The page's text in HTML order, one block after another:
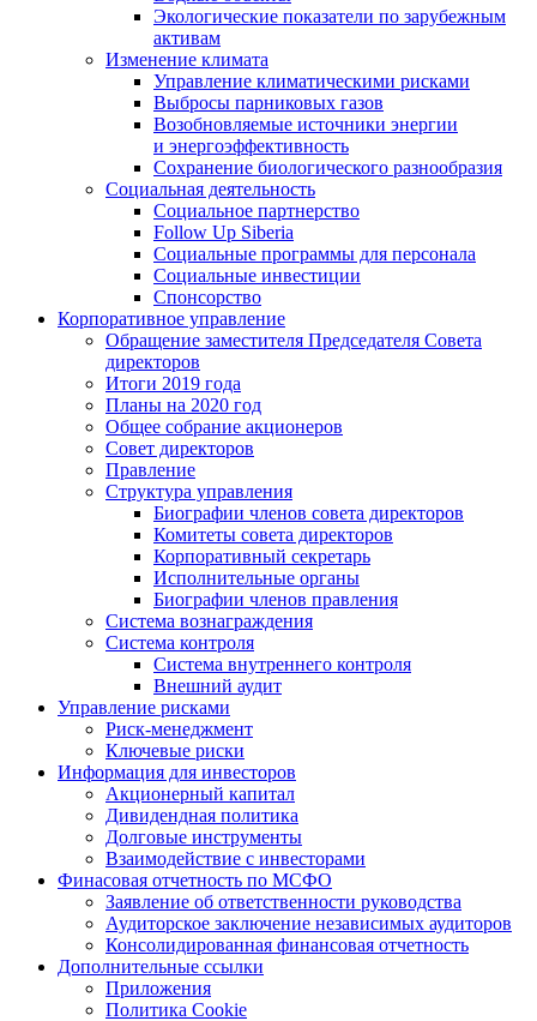
Экологические показатели по зарубежным
активам
Изменение климата
Управление климатическими рисками
Выбросы парниковых газов
Возобновляемые источники энергии
и энергоэффективность
Сохранение биологического разнообразия
Социальная деятельность
Социальное партнерство
Follow Up Siberia
Социальные программы для персонала
Социальные инвестиции
Спонсорство
Корпоративное управление
Обращение заместителя Председателя Совета
директоров
Итоги 2019 года
Планы на 2020 год
Общее собрание акционеров
Совет директоров
Правление
Структура управления
Биографии членов совета директоров
Комитеты совета директоров
Корпоративный секретарь
Исполнительные органы
Биографии членов правления
Система вознаграждения
Система контроля
Система внутреннего контроля
Внешний аудит
Управление рисками
Риск-менеджмент
Ключевые риски
Информация для инвесторов
Акционерный капитал
Дивидендная политика
Долговые инструменты
Взаимодействие с инвеcторами
Финасовая отчетность по МСФО
Заявление об ответственности руководства
Аудиторское заключение независимых аудиторов
Консолидированная финансовая отчетность
Дополнительные ссылки
Приложения
Политика Cookie